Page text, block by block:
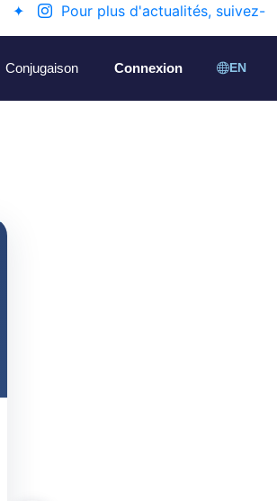
✦
Pour plus d'actualités, suivez-
Conjugaison Connexion EN